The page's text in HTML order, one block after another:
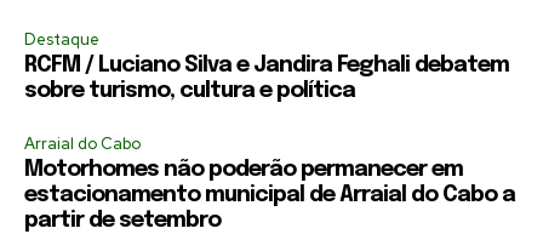
Destaque
RCFM / Luciano Silva e Jandira Feghali debatem
sobre turismo, cultura e política
Arraial do Cabo
Motorhomes não poderão permanecer em
estacionamento municipal de Arraial do Cabo a
partir de setembro